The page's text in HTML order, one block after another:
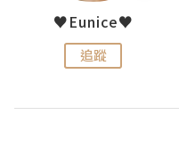
♥Eunice♥
追蹤